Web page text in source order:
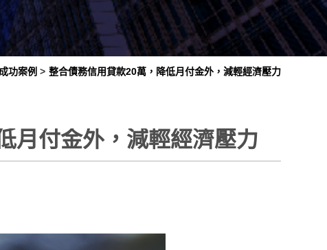
成功案例 整合債務信用貸款20萬，降低月付金外，減輕經濟壓力
月付金外，減輕經濟壓力